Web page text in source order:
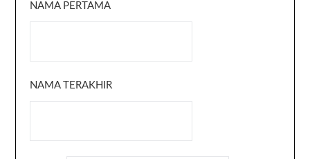
NAMA PERTAMA
NAMA TERAKHIR